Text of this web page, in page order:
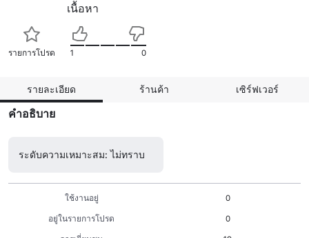
เนื้อหา
รายการโปรด 1 0
รายละเอียด ร้านค้า เซิร์ฟเวอร์
คำอธิบาย
ระดับความเหมาะสม: ไม่ทราบ
ใช้งานอยู่
0
อยู่ในรายการโปรด
0